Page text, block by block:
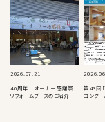
2026.07.21
40周年 オーナー感謝祭
リフォームブースのご紹介
第43回
コンクー